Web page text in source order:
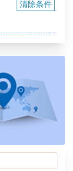
清除条件